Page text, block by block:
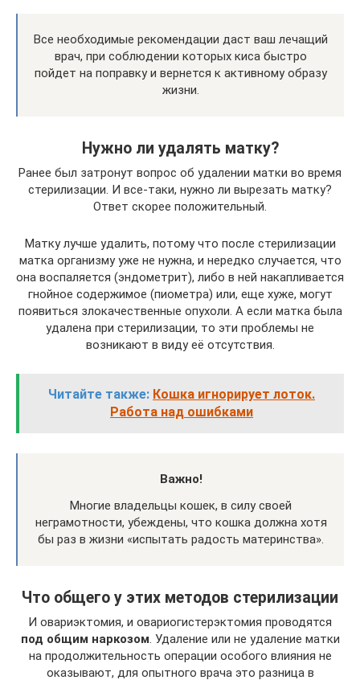
Все необходимые рекомендации даст ваш лечащий
врач, при соблюдении которых киса быстро
пойдет на поправку и вернется к активному образу
жизни.
Нужно ли удалять матку?
Ранее был затронут вопрос об удалении матки во время
стерилизации. И все-таки, нужно ли вырезать матку?
Ответ скорее положительный.
Матку лучше удалить, потому что после стерилизации
матка организму уже не нужна, и нередко случается, что
она воспаляется (эндометрит), либо в ней накапливается
гнойное содержимое (пиометра) или, еще хуже, могут
появиться злокачественные опухоли. А если матка была
удалена при стерилизации, то эти проблемы не
возникают в виду её отсутствия.
Читайте также: Кошка игнорирует лоток.
Работа над ошибками
Важно!
Многие владельцы кошек, в силу своей
неграмотности, убеждены, что кошка должна хотя
бы раз в жизни «испытать радость материнства».
Что общего у этих методов стерилизации
И овариэктомия, и овариогистерэктомия проводятся
под общим наркозом. Удаление или не удаление матки
на продолжительность операции особого влияния не
оказывают, для опытного врача это разница в